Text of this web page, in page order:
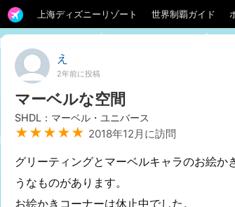
上海ディズニーリゾート 世界制覇ガイド
え
2年前に投稿
マーベルな空間
SHDL：マーベル・ユニバース
★★★★★ 2018年12月に訪問
グリーティングとマーベルキャラのお絵か
うなものがあります。
お絵かきコーナーは休止中でした。